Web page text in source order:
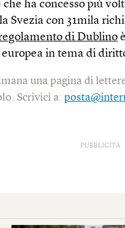
ha concesso più
Svezia con 31mila
di Dublino
in tema di
una pagina di
Scrivici a:
PUBBLICITÀ